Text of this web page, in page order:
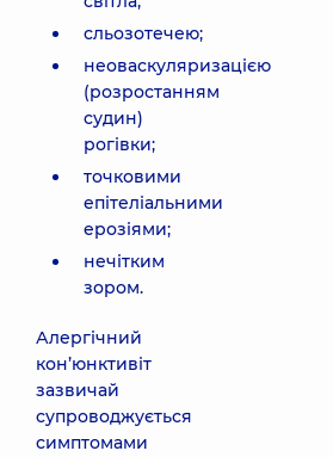
сльозотечею;
неоваскуляризацією
(розростанням
судин)
рогівки;
точковими
епітеліальними
ерозіями;
нечітким
зором.
Алергічний
кон’юнктивіт
зазвичай
супроводжується
симптомами